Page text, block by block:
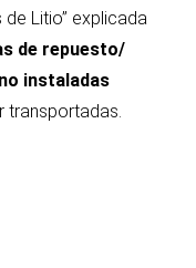
Litio” explicada
de repuesto/
instaladas
transportadas.